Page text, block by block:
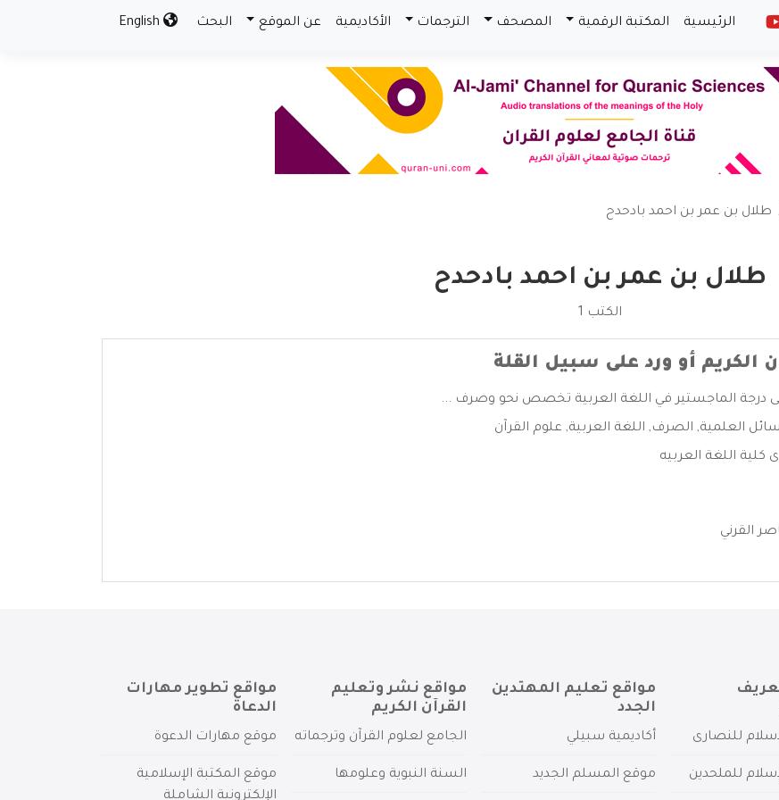
الرئيسية المكتبة الرقمية المصحف الترجمات الأكاديمية عن الموقع البحث
طلال بن عمر بن احمد بادحدح
طلال بن عمر بن احمد بادحدح
الكتب 1
الكريم أو ورد على سبيل القلة
درجة الماجستير في اللغة العربية تخصص نحو وصرف ...
العلمية, الصرف, اللغة العربية, علوم القرآن
كلية اللغة العربيه
القرني
للنصارى
للملحدين
مواقع تعليم المهتدين
الجدد
أكاديمية سبيلي
موقع المسلم الجديد
مواقع نشر وتعليم
القرآن الكريم
الجامع لعلوم القرآن وترجماته
السنة النبوية وعلومها
مواقع تطوير مهارات
الدعاة
موقع مهارات الدعوة
موقع المكتبة الإسلامية
الإلكترونية الشاملة